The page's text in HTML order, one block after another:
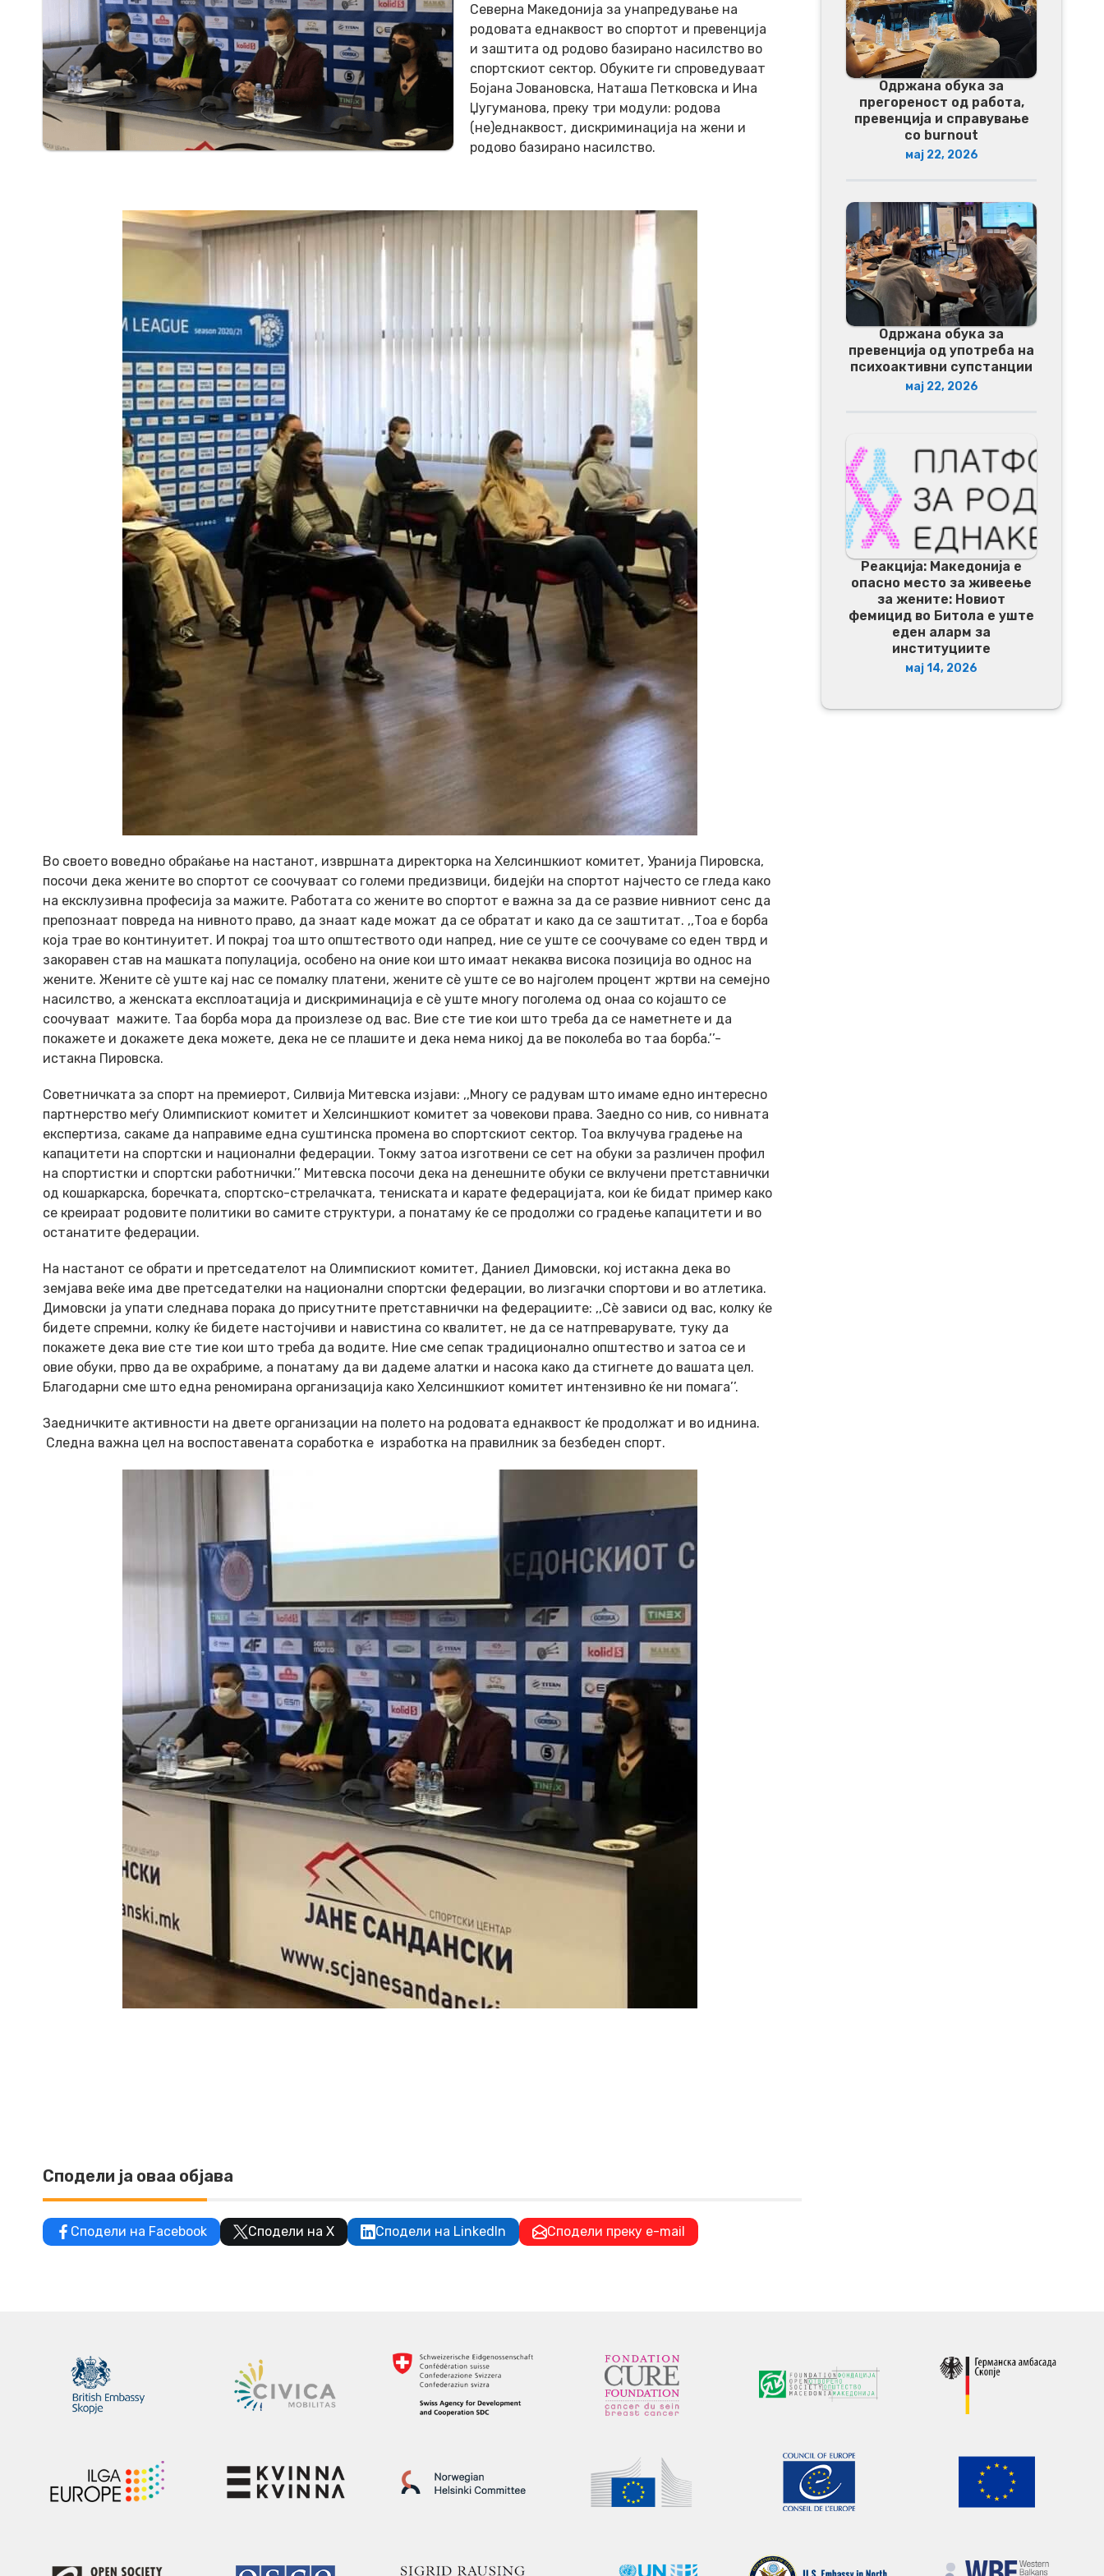
Северна Македонија за унапредување на
родовата еднаквост во спортот и превенција
и заштита од родово базирано насилство во
спортскиот сектор. Обуките ги спроведуваат
Бојана Јовановска, Наташа Петковска и Ина
Џугуманова, преку три модули: родова
(не)еднаквост, дискриминација на жени и
родово базирано насилство.
Во своето воведно обраќање на настанот, извршната директорка на Хелсиншкиот комитет, Уранија Пировска,
посочи дека жените во спортот се соочуваат со големи предизвици, бидејќи на спортот најчесто се гледа како
на ексклузивна професија за мажите. Работата со жените во спортот е важна за да се развие нивниот сенс да
препознаат повреда на нивното право, да знаат каде можат да се обратат и како да се заштитат. ,,Тоа е борба
која трае во континуитет. И покрај тоа што општеството оди напред, ние се уште се соочуваме со еден тврд и
закоравен став на машката популација, особено на оние кои што имаат некаква висока позиција во однос на
жените. Жените сѐ уште кај нас се помалку платени, жените сѐ уште се во најголем процент жртви на семејно
насилство, а женската експлоатација и дискриминација е сѐ уште многу поголема од онаа со којашто се
соочуваат мажите. Таа борба мора да произлезе од вас. Вие сте тие кои што треба да се наметнете и да
покажете и докажете дека можете, дека не се плашите и дека нема никој да ве поколеба во таа борба.’’-
истакна Пировска.
Советничката за спорт на премиерот, Силвија Митевска изјави: ,,Многу се радувам што имаме едно интересно
партнерство меѓу Олимпискиот комитет и Хелсиншкиот комитет за човекови права. Заедно со нив, со нивната
експертиза, сакаме да направиме една суштинска промена во спортскиот сектор. Тоа вклучува градење на
капацитети на спортски и национални федерации. Токму затоа изготвени се сет на обуки за различен профил
на спортистки и спортски работнички.’’ Митевска посочи дека на денешните обуки се вклучени претставнички
од кошаркарска, боречката, спортско-стрелачката, тениската и карате федерацијата, кои ќе бидат пример како
се креираат родовите политики во самите структури, а понатаму ќе се продолжи со градење капацитети и во
останатите федерации.
На настанот се обрати и претседателот на Олимпискиот комитет, Даниел Димовски, кој истакна дека во
земјава веќе има две претседателки на национални спортски федерации, во лизгачки спортови и во атлетика.
Димовски ја упати следнава порака до присутните претставнички на федерациите: ,,Сѐ зависи од вас, колку ќе
бидете спремни, колку ќе бидете настојчиви и навистина со квалитет, не да се натпреварувате, туку да
покажете дека вие сте тие кои што треба да водите. Ние сме сепак традиционално општество и затоа се и
овие обуки, прво да ве охрабриме, а понатаму да ви дадеме алатки и насока како да стигнете до вашата цел.
Благодарни сме што една реномирана организација како Хелсиншкиот комитет интензивно ќе ни помага’’.
Заедничките активности на двете организации на полето на родовата еднаквост ќе продолжат и во иднина.
Следна важна цел на воспоставената соработка е изработка на правилник за безбеден спорт.
Сподели ја оваа објава
Сподели на Facebook Сподели на X Сподели на LinkedIn Сподели преку e-mail
Одржана обука за
прегореност од работа,
превенција и справување
со burnout
мај 22, 2026
Одржана обука за
превенција од употреба на
психоактивни супстанции
мај 22, 2026
Реакција: Македонија е
опасно место за живеење
за жените: Новиот
фемицид во Битола е уште
еден аларм за
институциите
мај 14, 2026